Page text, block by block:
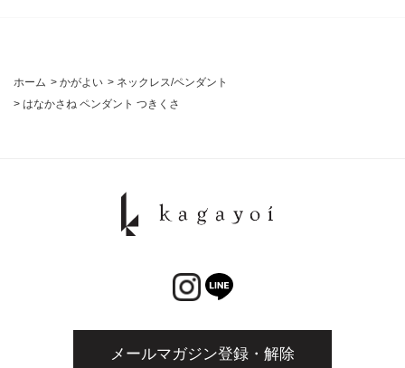
ホーム > かがよい > ネックレス/ペンダント
> はなかさね ペンダント つきくさ
メールマガジン登録・解除